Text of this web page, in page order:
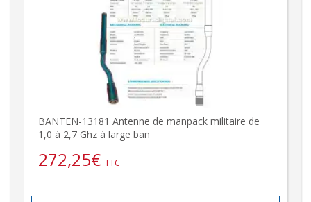
BANTEN-13181 Antenne de manpack militaire de
1,0 à 2,7 Ghz à large ban
272,25€ TTC